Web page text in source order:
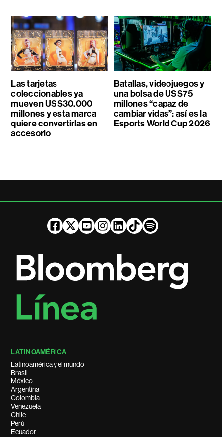
Las tarjetas
coleccionables ya
mueven US$30.000
millones y esta marca
quiere convertirlas en
accesorio
Batallas, videojuegos y
una bolsa de US$75
millones “capaz de
cambiar vidas”: así es la
Esports World Cup 2026
LATINOAMÉRICA
Latinoamérica y el mundo
Brasil
México
Argentina
Colombia
Venezuela
Chile
Perú
Ecuador